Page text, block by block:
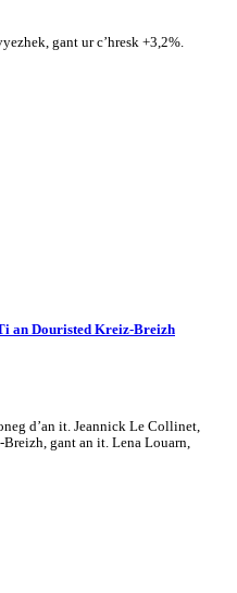
gant ur c’hresk +3,2%.
an Douristed Kreiz-Breizh
d’an it. Jeannick Le Collinet,
gant an it. Lena Louarn,